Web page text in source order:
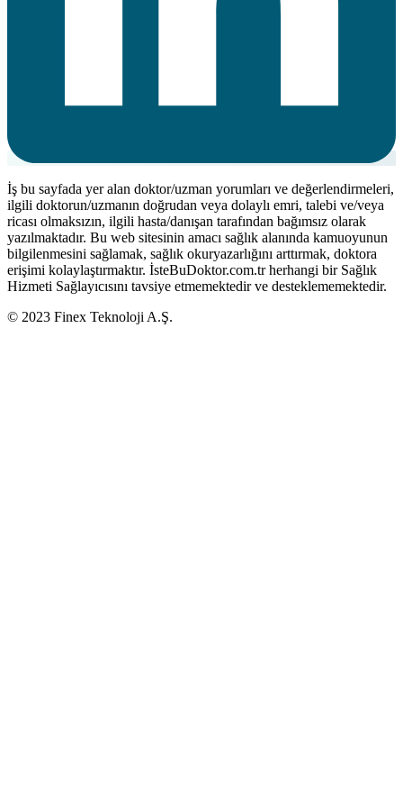
İş bu sayfada yer alan doktor/uzman yorumları ve değerlendirmeleri,
ilgili doktorun/uzmanın doğrudan veya dolaylı emri, talebi ve/veya
ricası olmaksızın, ilgili hasta/danışan tarafından bağımsız olarak
yazılmaktadır. Bu web sitesinin amacı sağlık alanında kamuoyunun
bilgilenmesini sağlamak, sağlık okuryazarlığını arttırmak, doktora
erişimi kolaylaştırmaktır. İsteBuDoktor.com.tr herhangi bir Sağlık
Hizmeti Sağlayıcısını tavsiye etmemektedir ve desteklememektedir.
© 2023 Finex Teknoloji A.Ş.